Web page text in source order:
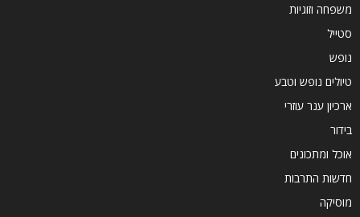
משפחה וזוגיות
סטייל
נופש
טיולים נופש וטבע
ארכיון ענר עוזרי
בידור
אוכל ומתכונים
חדשות התרבות
מוסיקה